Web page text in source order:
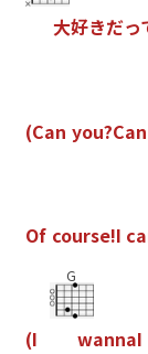
大好きだっ
(Can you?Can
Of course!I ca
(I
G
wannaI